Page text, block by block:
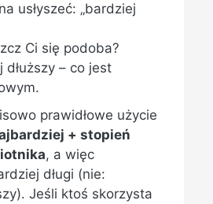
usłyszeć: „bardziej
Ci się podoba?
dłuższy – co jest
prawidłowe użycie
+ stopień
, a więc
długi (nie:
Jeśli ktoś skorzysta